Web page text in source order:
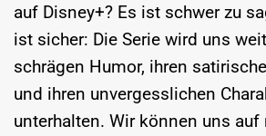
auf Disney+? Es ist schwer zu
ist sicher: Die Serie wird uns
schrägen Humor, ihren
und ihren unvergesslichen
unterhalten. Wir können uns auf